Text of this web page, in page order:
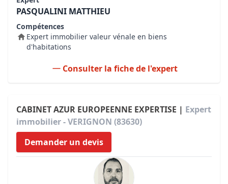
PASQUALINI MATTHIEU
Compétences
Expert immobilier valeur vénale en biens
d'habitations
Consulter la fiche de l'expert
CABINET AZUR EUROPEENNE EXPERTISE | Expert
immobilier - VERIGNON (83630)
Demander un devis